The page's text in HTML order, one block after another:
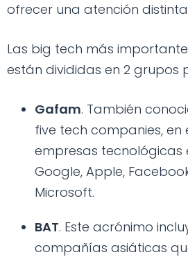
ofrecer una atención
Las big tech más
están divididas en 2 grupos
Gafam. También
five tech companies, en
empresas tecnológicas
Google, Apple,
Microsoft.
BAT. Este acrónimo
compañías asiáticas